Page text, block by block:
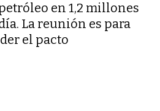
en 1,2 millones
La reunión es para
el pacto